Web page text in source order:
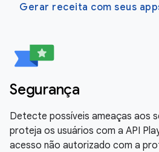
Gerar receita com seus
Segurança
Detecte possíveis ameaças aos
proteja os usuários com a API
acesso não autorizado com a